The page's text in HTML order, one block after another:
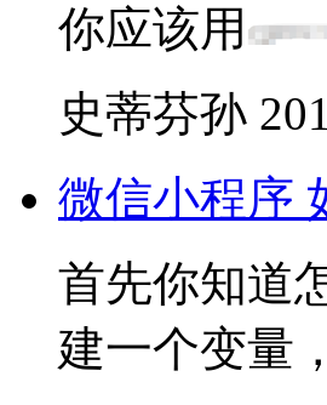
你应该用
史蒂芬孙
微信小程序
首先你知道
建一个变量